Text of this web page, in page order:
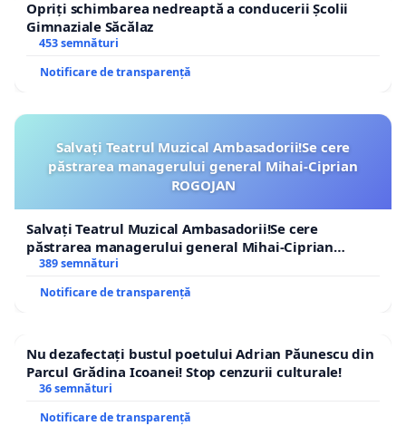
Opriți schimbarea nedreaptă a conducerii Școlii
Gimnaziale Săcălaz
453 semnături
Notificare de transparență
Salvați Teatrul Muzical Ambasadorii!Se cere
păstrarea managerului general Mihai-Ciprian
ROGOJAN
Salvați Teatrul Muzical Ambasadorii!Se cere
păstrarea managerului general Mihai-Ciprian
ROGOJAN
389 semnături
Notificare de transparență
Nu dezafectați bustul poetului Adrian Păunescu din
Parcul Grădina Icoanei! Stop cenzurii culturale!
36 semnături
Notificare de transparență